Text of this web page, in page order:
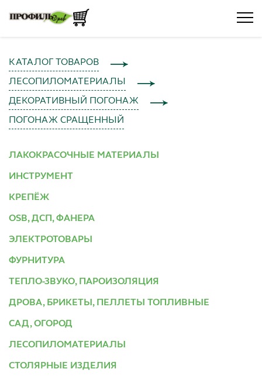
КАТАЛОГ ТОВАРОВ
ЛЕСОПИЛОМАТЕРИАЛЫ
ДЕКОРАТИВНЫЙ ПОГОНАЖ
ПОГОНАЖ СРАЩЕННЫЙ
ЛАКОКРАСОЧНЫЕ МАТЕРИАЛЫ
ИНСТРУМЕНТ
КРЕПЁЖ
OSB, ДСП, ФАНЕРА
ЭЛЕКТРОТОВАРЫ
ФУРНИТУРА
ТЕПЛО-ЗВУКО, ПАРОИЗОЛЯЦИЯ
ДРОВА, БРИКЕТЫ, ПЕЛЛЕТЫ ТОПЛИВНЫЕ
САД, ОГОРОД
ЛЕСОПИЛОМАТЕРИАЛЫ
СТОЛЯРНЫЕ ИЗДЕЛИЯ